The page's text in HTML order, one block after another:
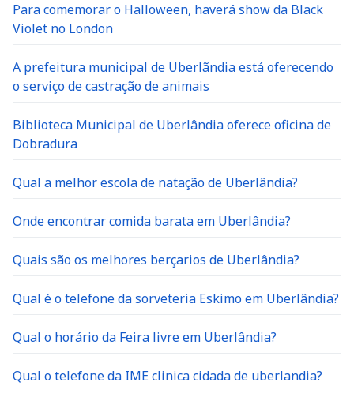
Para comemorar o Halloween, haverá show da Black
Violet no London
A prefeitura municipal de Uberlãndia está oferecendo
o serviço de castração de animais
Biblioteca Municipal de Uberlândia oferece oficina de
Dobradura
Qual a melhor escola de natação de Uberlândia?
Onde encontrar comida barata em Uberlândia?
Quais são os melhores berçarios de Uberlândia?
Qual é o telefone da sorveteria Eskimo em Uberlândia?
Qual o horário da Feira livre em Uberlândia?
Qual o telefone da IME clinica cidada de uberlandia?